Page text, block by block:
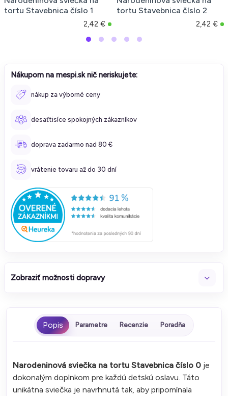
tortu Stavebnica číslo 1
2,42 €
tortu Stavebnica číslo 2
2,42 €
Nákupom na mespi.sk nič neriskujete:
nákup za výborné ceny
desaťtisíce spokojných zákazníkov
doprava zadarmo nad 80 €
vrátenie tovaru až do 30 dní
Zobraziť možnosti dopravy
Parametre Recenzie Poradňa
Narodeninová sviečka na tortu Stavebnica číslo 0 je
dokonalým doplnkom pre každú detskú oslavu. Táto
unikátna sviečka je navrhnutá tak, aby pripomínala